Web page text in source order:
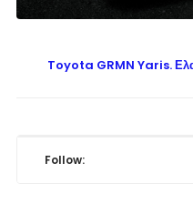
Toyota GRMN Yaris.
Follow: